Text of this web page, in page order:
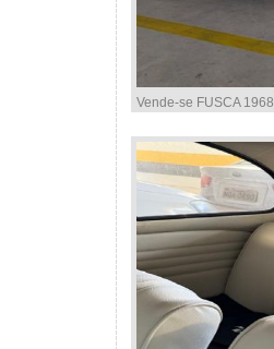
Vende-se FUSCA 1968